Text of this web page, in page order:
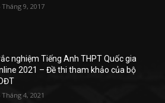
Tháng 9, 2017
nghiệm Tiếng Anh THPT Quốc gia
2021 – Đề thi tham khảo của bộ
Tháng 4, 2021